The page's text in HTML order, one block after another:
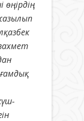
өңірдің